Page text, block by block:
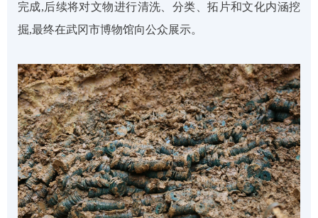
完成,后续将对文物进行清洗、分类、拓片和文化内涵挖
掘,最终在武冈市博物馆向公众展示。